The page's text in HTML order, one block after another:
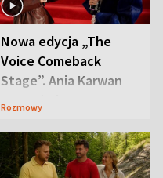
Nowa edycja „The
Voice Comeback
Stage”. Ania Karwan
zapowiada
Rozmowy